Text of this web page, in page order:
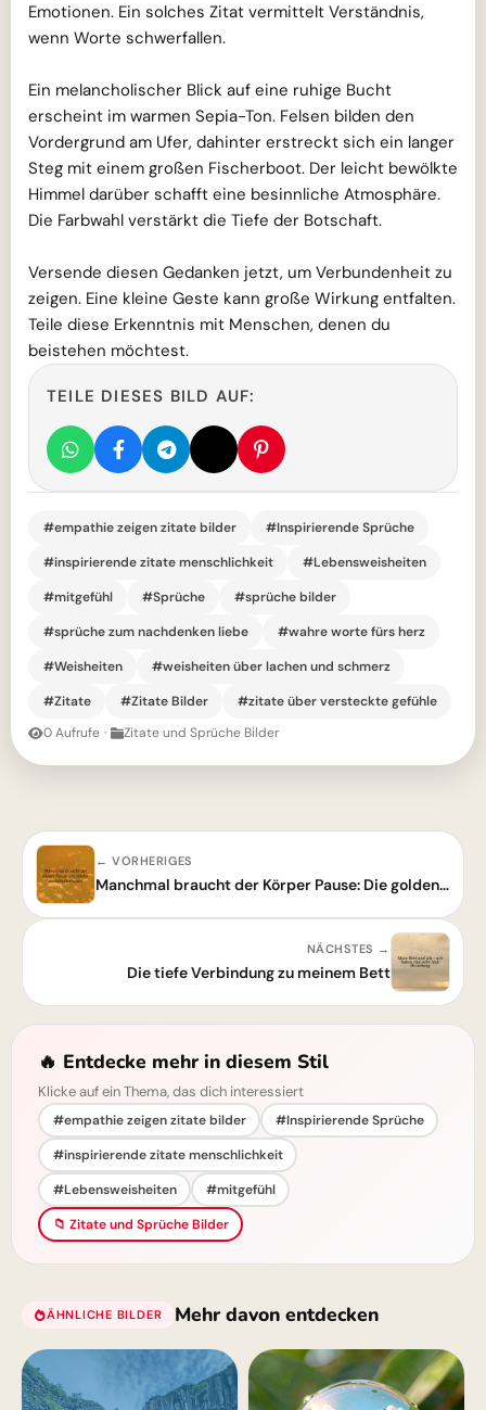
Emotionen. Ein solches Zitat vermittelt Verständnis,
wenn Worte schwerfallen.
Ein melancholischer Blick auf eine ruhige Bucht
erscheint im warmen Sepia-Ton. Felsen bilden den
Vordergrund am Ufer, dahinter erstreckt sich ein langer
Steg mit einem großen Fischerboot. Der leicht bewölkte
Himmel darüber schafft eine besinnliche Atmosphäre.
Die Farbwahl verstärkt die Tiefe der Botschaft.
Versende diesen Gedanken jetzt, um Verbundenheit zu
zeigen. Eine kleine Geste kann große Wirkung entfalten.
Teile diese Erkenntnis mit Menschen, denen du
beistehen möchtest.
TEILE DIESES BILD AUF:
#empathie zeigen zitate bilder
#Inspirierende Sprüche
#inspirierende zitate menschlichkeit
#Lebensweisheiten
#mitgefühl
#Sprüche
#sprüche bilder
#sprüche zum nachdenken liebe
#wahre worte fürs herz
#Weisheiten
#weisheiten über lachen und schmerz
#Zitate
#Zitate Bilder
#zitate über versteckte gefühle
0 Aufrufe · Zitate und Sprüche Bilder
← VORHERIGES
Manchmal braucht der Körper Pause: Die goldene Weisheit vom Loslassen und Wiederkehren
NÄCHSTES →
Die tiefe Verbindung zu meinem Bett
🔥 Entdecke mehr in diesem Stil
Klicke auf ein Thema, das dich interessiert
#empathie zeigen zitate bilder
#Inspirierende Sprüche
#inspirierende zitate menschlichkeit
#Lebensweisheiten
#mitgefühl
📁 Zitate und Sprüche Bilder
ÄHNLICHE BILDER Mehr davon entdecken